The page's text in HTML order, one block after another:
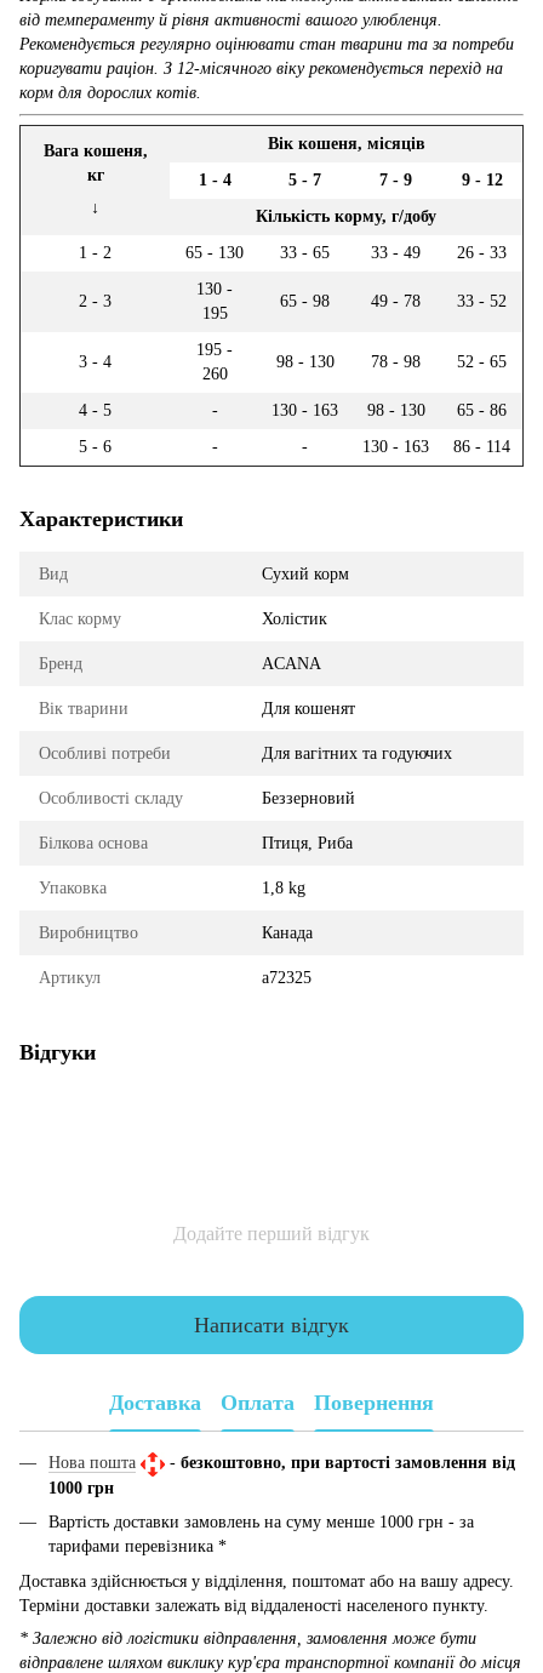
від темпераменту й рівня активності вашого улюбленця.
Рекомендується регулярно оцінювати стан тварини та за потреби
коригувати раціон. З 12-місячного віку рекомендується перехід на
корм для дорослих котів.
Вага кошеня,
кг
↓
Вік кошеня, місяців
1 - 4
5 - 7 7 - 9
9 - 12
Кількість корму, г/добу
1 - 2
65 - 130 33 - 65 33 - 49 26 - 33
2 - 3
130 -
195
65 - 98 49 - 78 33 - 52
3 - 4
195 -
260
98 - 130 78 - 98 52 - 65
4 - 5 - 130 - 163 98 - 130
65 - 86
5 - 6
- - 130 - 163 86 - 114
Характеристики
Вид Сухий корм
Клас корму Холістик
Бренд ACANA
Вік тварини Для кошенят
Особливі потреби Для вагітних та годуючих
Особливості складу Беззерновий
Білкова основа Птиця, Риба
Упаковка 1,8 kg
Виробництво Канада
Артикул a72325
Відгуки
Додайте перший відгук
Написати відгук
Доставка Оплата Повернення
Нова пошта - безкоштовно, при вартості замовлення від
1000 грн
Вартість доставки замовлень на суму менше 1000 грн - за
тарифами перевізника *
Доставка здійснюється у відділення, поштомат або на вашу адресу.
Терміни доставки залежать від віддаленості населеного пункту.
* Залежно від логістики відправлення, замовлення може бути
відправлене шляхом виклику кур'єра транспортної компанії до місця